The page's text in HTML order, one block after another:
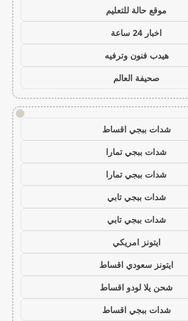
موقع حالة للتعليم
اخبار 24 ساعة
هيدب فنون وترفيه
صحيفة العالم
!
شدات ببجي اقساط
شدات ببجي تمارا
شدات ببجي تمارا
شدات ببجي تابي
شدات ببجي تابي
ايتونز امريكي
ايتونز سعودي اقساط
شحن يلا لودو اقساط
شدات ببجي اقساط